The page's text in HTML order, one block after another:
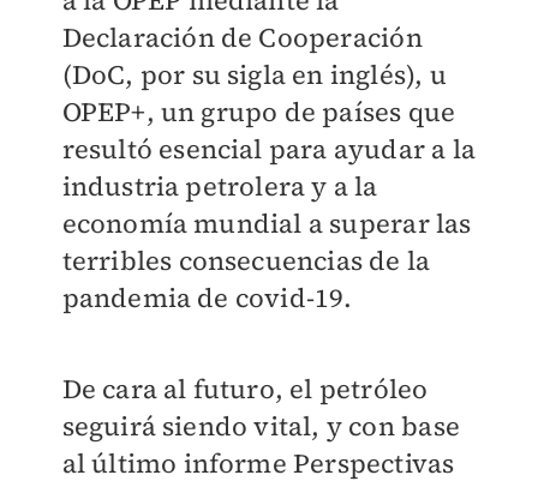
Declaración de Cooperación
(DoC, por su sigla en inglés), u
OPEP+, un grupo de países que
resultó esencial para ayudar a la
industria petrolera y a la
economía mundial a superar las
terribles consecuencias de la
pandemia de covid-19.
De cara al futuro, el petróleo
seguirá siendo vital, y con base
al último informe Perspectivas